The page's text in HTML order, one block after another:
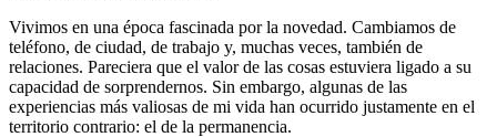
Vivimos en una época fascinada por la novedad. Cambiamos de
teléfono, de ciudad, de trabajo y, muchas veces, también de
relaciones. Pareciera que el valor de las cosas estuviera ligado a su
capacidad de sorprendernos. Sin embargo, algunas de las
experiencias más valiosas de mi vida han ocurrido justamente en el
territorio contrario: el de la permanencia.